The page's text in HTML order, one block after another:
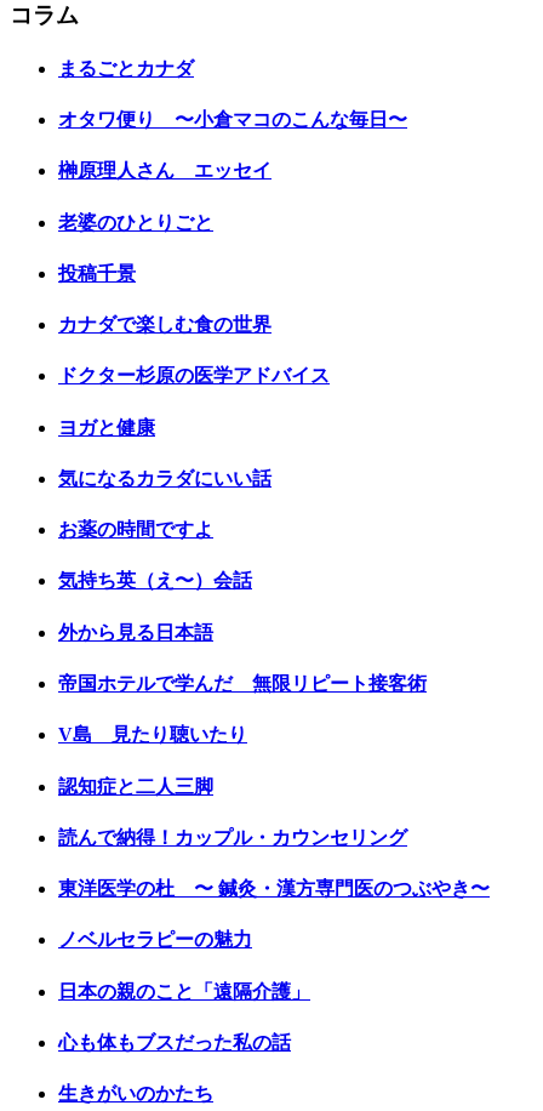
コラム
まるごとカナダ
オタワ便り 〜小倉マコのこんな毎日〜
榊原理人さん エッセイ
老婆のひとりごと
投稿千景
カナダで楽しむ食の世界
ドクター杉原の医学アドバイス
ヨガと健康
気になるカラダにいい話
お薬の時間ですよ
気持ち英（え〜）会話
外から見る日本語
帝国ホテルで学んだ 無限リピート接客術
V島 見たり聴いたり
認知症と二人三脚
読んで納得！カップル・カウンセリング
東洋医学の杜 〜 鍼灸・漢方専門医のつぶやき〜
ノベルセラピーの魅力
日本の親のこと「遠隔介護」
心も体もブスだった私の話
生きがいのかたち